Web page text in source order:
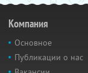
Компания
Основное
Публикации о нас